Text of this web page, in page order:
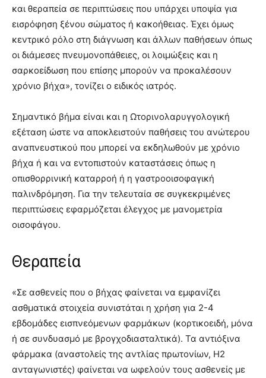
και θεραπεία σε περιπτώσεις που υπάρχει υποψία για
εισρόφηση ξένου σώματος ή κακοήθειας. Έχει όμως
κεντρικό ρόλο στη διάγνωση και άλλων παθήσεων όπως
οι διάμεσες πνευμονοπάθειες, οι λοιμώξεις και η
σαρκοείδωση που επίσης μπορούν να προκαλέσουν
χρόνιο βήχα», τονίζει ο ειδικός ιατρός.
Σημαντικό βήμα είναι και η Ωτορινολαρυγγολογική
εξέταση ώστε να αποκλειστούν παθήσεις του ανώτερου
αναπνευστικού που μπορεί να εκδηλωθούν με χρόνιο
βήχα ή και να εντοπιστούν καταστάσεις όπως η
οπισθορρινική καταρροή ή η γαστροοισοφαγική
παλινδρόμηση. Για την τελευταία σε συγκεκριμένες
περιπτώσεις εφαρμόζεται έλεγχος με μανομετρία
οισοφάγου.
Θεραπεία
«Σε ασθενείς που ο βήχας φαίνεται να εμφανίζει
ασθματικά στοιχεία συνιστάται η χρήση για 2-4
εβδομάδες εισπνεόμενων φαρμάκων (κορτικοειδή, μόνα
ή σε συνδυασμό με βρογχοδιασταλτικά). Τα αντιόξινα
φάρμακα (αναστολείς της αντλίας πρωτονίων, Η2
ανταγωνιστές) φαίνεται να ωφελούν τους ασθενείς με